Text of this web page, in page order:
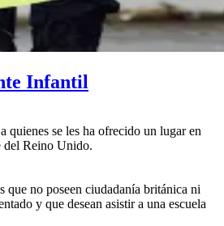
Infantil
quienes se les ha ofrecido un lugar en
del Reino Unido.
que no poseen ciudadanía británica ni
y que desean asistir a una escuela